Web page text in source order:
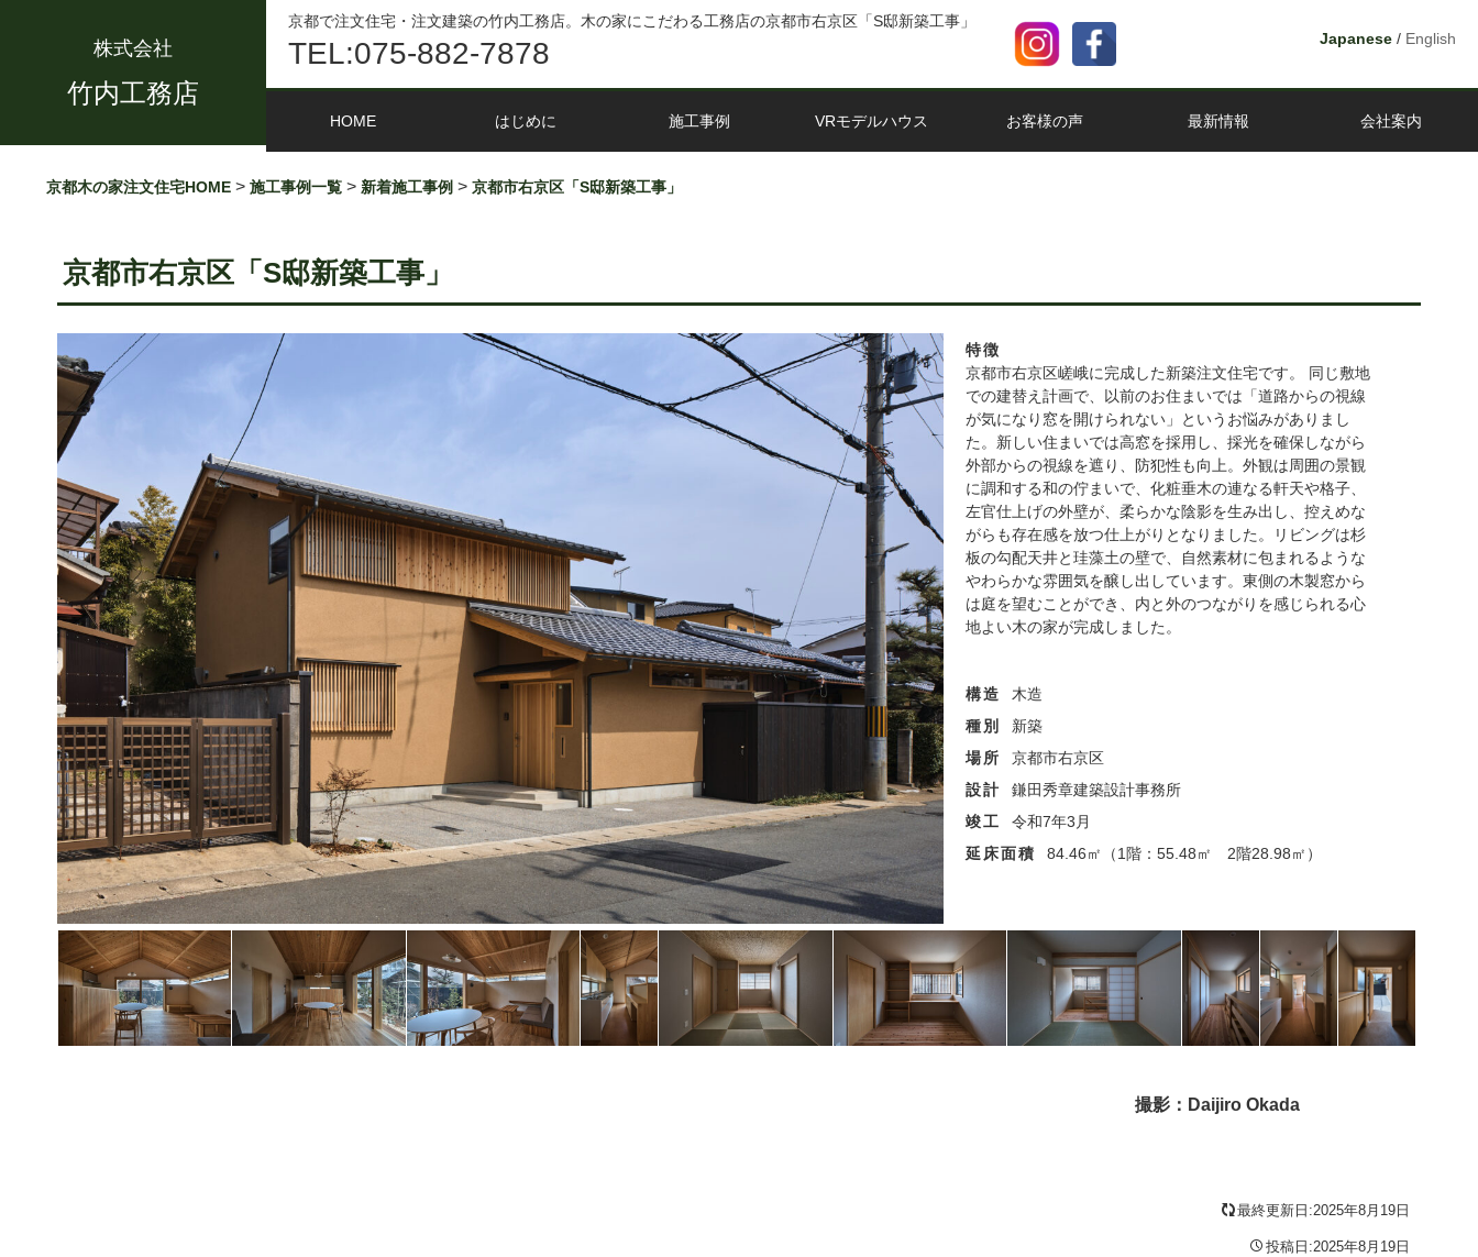
株式会社
竹内工務店
Japanese / English
京都で注文住宅・注文建築の竹内工務店。木の家にこだわる工務店の京都市右京区「S邸新築工事」
TEL:075-882-7878
HOME はじめに 施工事例 VRモデルハウス お客様の声 最新情報 会社案内
京都木の家注文住宅HOME > 施工事例一覧 > 新着施工事例 > 京都市右京区「S邸新築工事」
京都市右京区「S邸新築工事」
特徴
京都市右京区嵯峨に完成した新築注文住宅です。 同じ敷地
での建替え計画で、以前のお住まいでは「道路からの視線
が気になり窓を開けられない」というお悩みがありまし
た。新しい住まいでは高窓を採用し、採光を確保しながら
外部からの視線を遮り、防犯性も向上。外観は周囲の景観
に調和する和の佇まいで、化粧垂木の連なる軒天や格子、
左官仕上げの外壁が、柔らかな陰影を生み出し、控えめな
がらも存在感を放つ仕上がりとなりました。リビングは杉
板の勾配天井と珪藻土の壁で、自然素材に包まれるような
やわらかな雰囲気を醸し出しています。東側の木製窓から
は庭を望むことができ、内と外のつながりを感じられる心
地よい木の家が完成しました。
構造
木造
種別
新築
場所
京都市右京区
設計
鎌田秀章建築設計事務所
竣工
令和7年3月
延床面積
84.46㎡（1階：55.48㎡ 2階28.98㎡）
撮影：Daijiro Okada
最終更新日:2025年8月19日
投稿日:2025年8月19日